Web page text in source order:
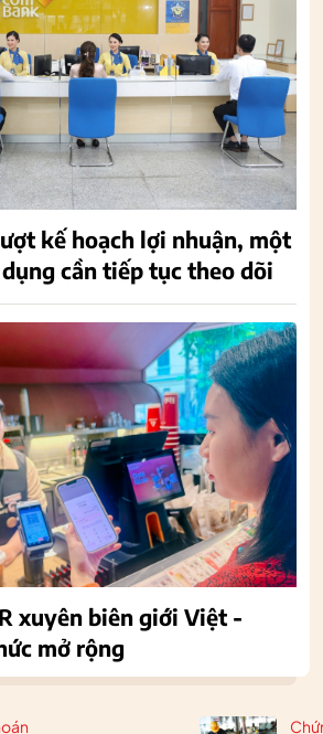
kế hoạch lợi nhuận, một
cần tiếp tục theo dõi
xuyên biên giới Việt -
mở rộng